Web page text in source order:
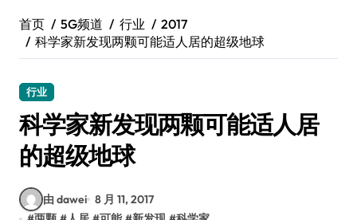
首页 5G频道 行业
2017
科学家新发现两颗可能适人居的超级地球
行业
科学家新发现两颗可能适人居
的超级地球
由 dawei 8 月 11, 2017